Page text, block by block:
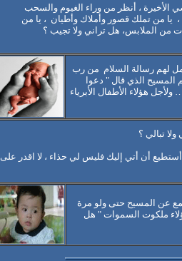
الأخيرة ، أنظر من وراء الغيوم والسحب
يا من تملك قصور وأملاك وأطيان ، يا من
من الملابس، هل تراني ولا تجيب ؟
لهم رسالة السلام من رب
المسيح الذي قال " دعوا
ولأجل هؤلاء الأطفال الأبرياء
تبالي ؟
أستطيع أن أتي إليك فليس لي حذاء ، لا اقدر على
لم نسمع عن المسيح حتى ولو مرة
ملكوت السموات " هل